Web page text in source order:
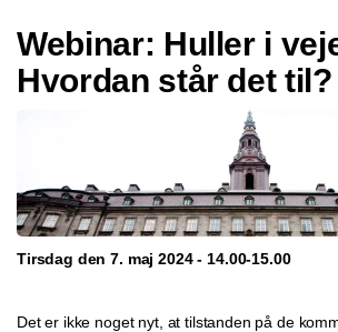
Webinar: Huller i
Hvordan står det til?
Tirsdag den 7. maj 2024 - 14.00-15.00
Det er ikke noget nyt, at tilstanden på de